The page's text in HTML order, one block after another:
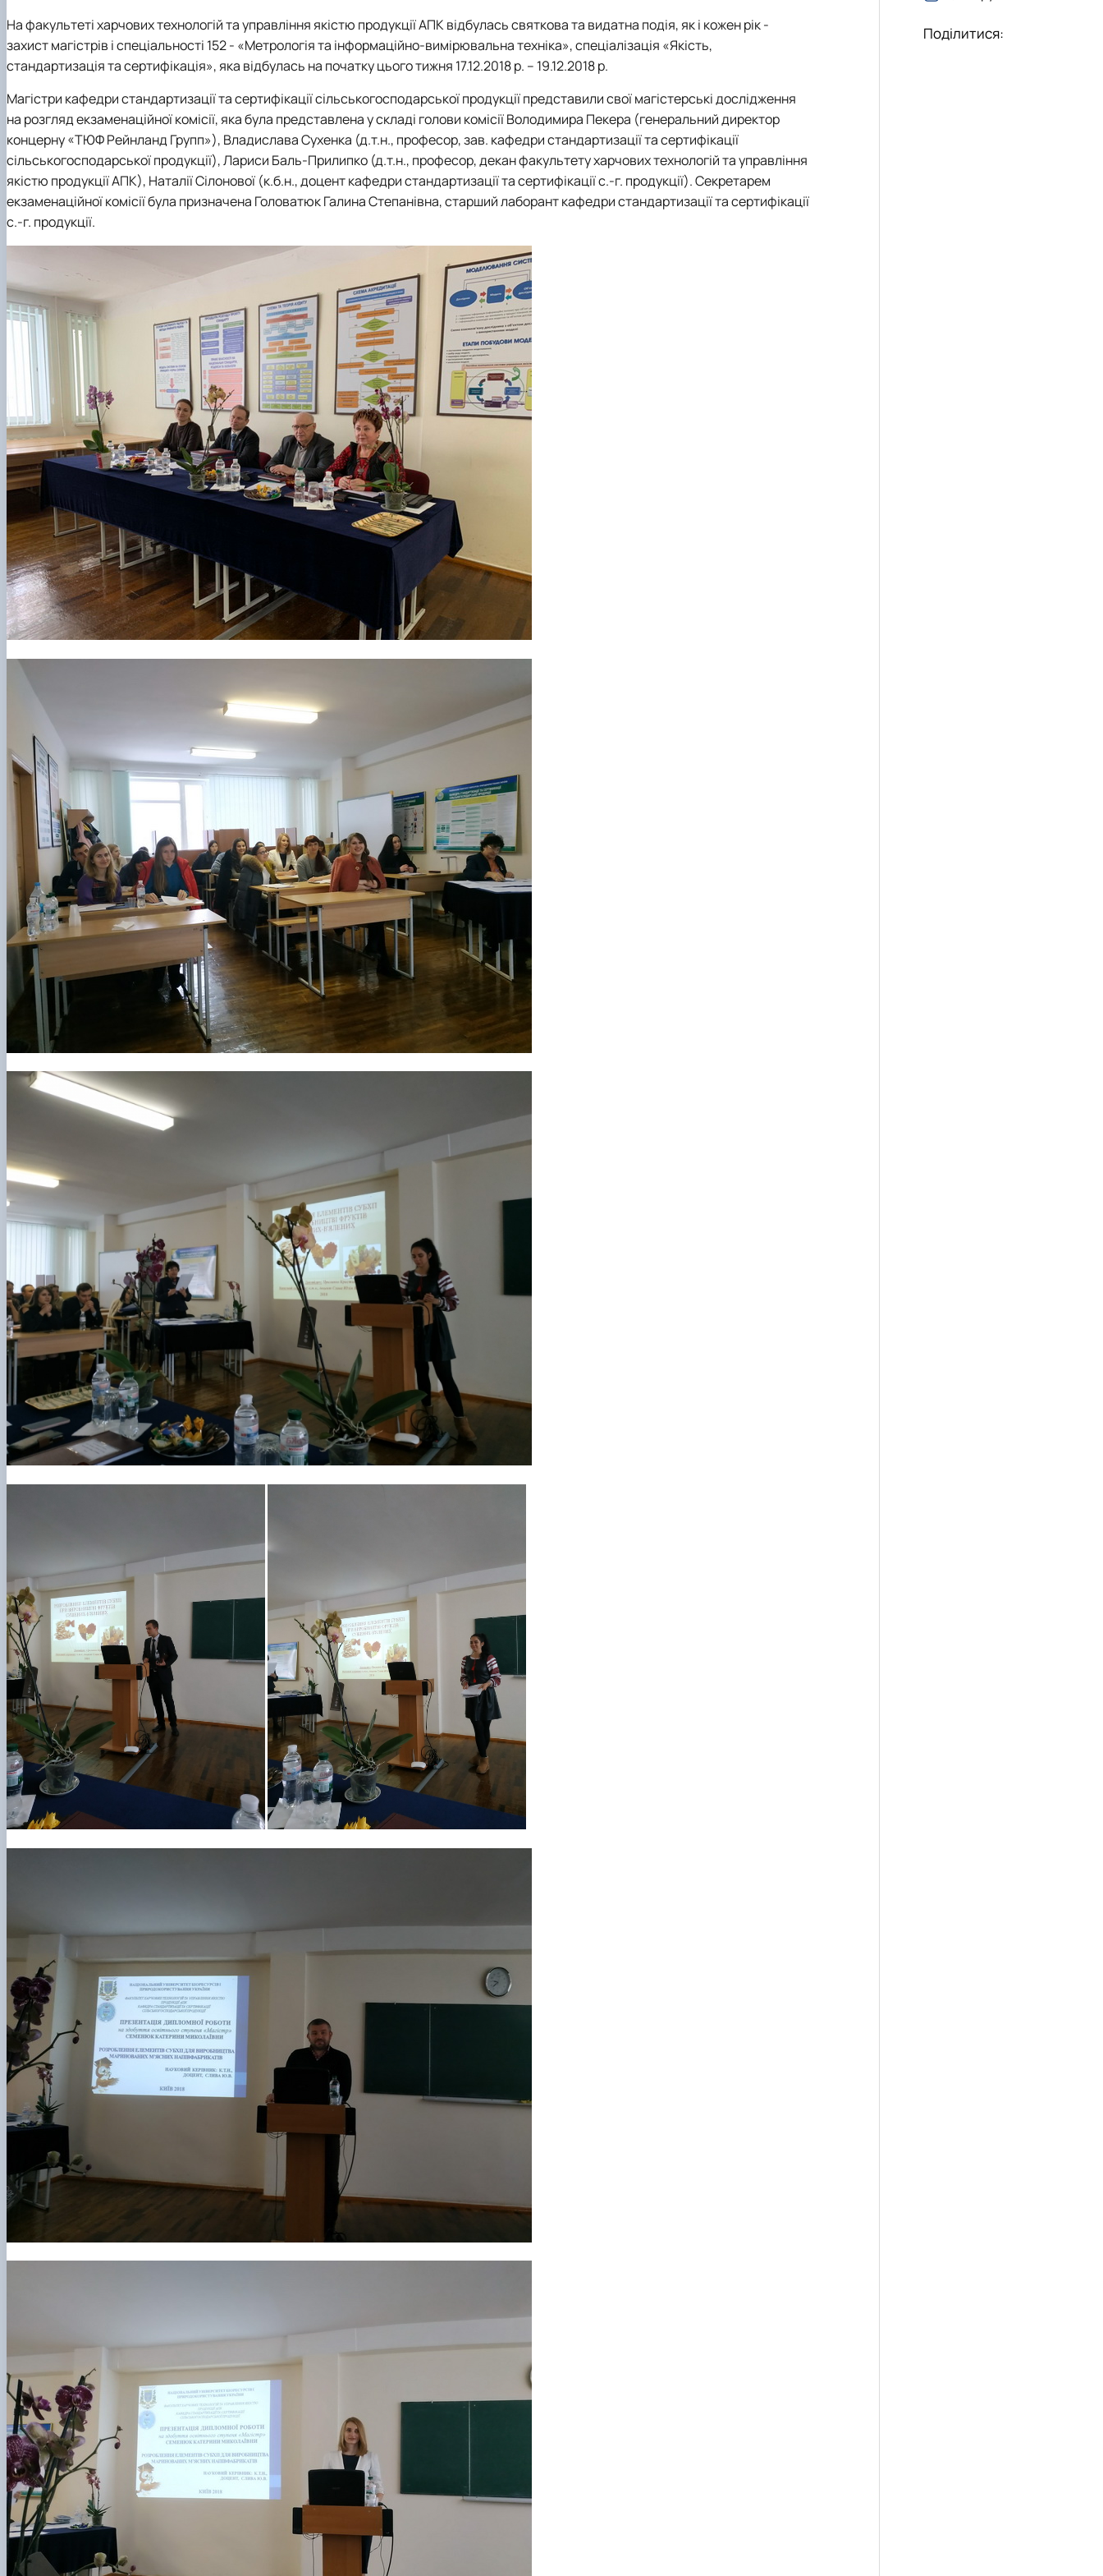
Наші випускники
Відеородзинки
Підготовка аспірантів та докторантів
Бази практичного навчання здобувачів
Інформація про акредитацію
Підвищення кваліфікації
Скринька довіри
Нафакультеті харчових технологій та управління якістю продукції АПКвідбулась святкова та видатна подія, як і кожен рік -
захист магістрів і спеціальності 152 ‑ «Метрологія та інформаційно‑вимірювальна техніка», спеціалізація «Якість,
стандартизація та сертифікація», яка відбулась на початку цього тижня 17.12.2018 р. – 19.12.2018 р.
Магістри кафедри стандартизації та сертифікації сільськогосподарської продукціїпредставили свої магістерські дослідження
на розгляд екзаменаційної комісії, яка була представлена у складі голови комісії Володимира Пекера (генеральний директор
концерну «ТЮФ Рейнланд Групп»), Владислава Сухенка (д.т.н., професор, зав. кафедри стандартизації та сертифікації
сільськогосподарської продукції), Лариси Баль-Прилипко (д.т.н., професор, декан факультету харчових технологій та управління
якістю продукції АПК), Наталії Сілонової (к.б.н., доцент кафедри стандартизації та сертифікації с.-г. продукції). Секретарем
екзаменаційної комісії була призначена Головатюк Галина Степанівна, старший лаборант кафедри стандартизації та сертифікації
с.-г. продукції.
Поділитися: